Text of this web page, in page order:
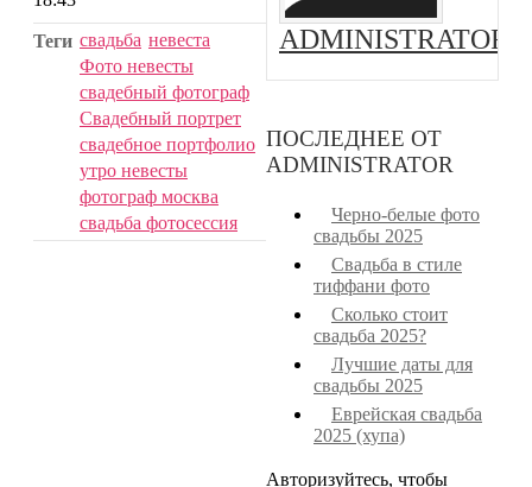
Теги свадьба невеста
Фото невесты
свадебный фотограф
Свадебный портрет
свадебное портфолио
утро невесты
фотограф москва
свадьба фотосессия
ADMINISTRATOR
ПОСЛЕДНЕЕ ОТ
ADMINISTRATOR
Черно-белые фото
свадьбы 2025
Свадьба в стиле
тиффани фото
Сколько стоит
свадьба 2025?
Лучшие даты для
свадьбы 2025
Еврейская свадьба
2025 (хупа)
Необычное
свадебное
фото »
Авторизуйтесь, чтобы